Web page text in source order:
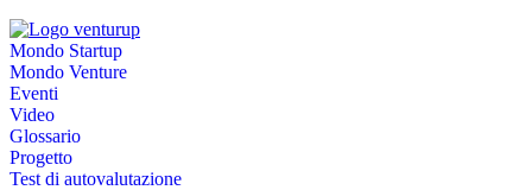
Mondo Startup
Mondo Venture
Eventi
Video
Glossario
Progetto
Test di autovalutazione